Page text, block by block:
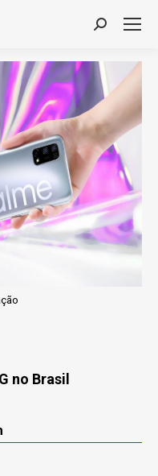
Search:
no Brasil